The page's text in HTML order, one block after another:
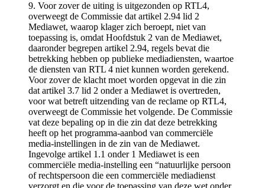
9. Voor zover de uiting is uitgezonden op RTL4,
overweegt de Commissie dat artikel 2.94 lid 2
Mediawet, waarop klager zich beroept, niet van
toepassing is, omdat Hoofdstuk 2 van de Mediawet,
daaronder begrepen artikel 2.94, regels bevat die
betrekking hebben op publieke mediadiensten, waartoe
de diensten van RTL 4 niet kunnen worden gerekend.
Voor zover de klacht moet worden opgevat in die zin
dat artikel 3.7 lid 2 onder a Mediawet is overtreden,
voor wat betreft uitzending van de reclame op RTL4,
overweegt de Commissie het volgende. De Commissie
vat deze bepaling op in die zin dat deze betrekking
heeft op het programma-aanbod van commerciële
media-instellingen in de zin van de Mediawet.
Ingevolge artikel 1.1 onder 1 Mediawet is een
commerciële media-instelling een “natuurlijke persoon
of rechtspersoon die een commerciële mediadienst